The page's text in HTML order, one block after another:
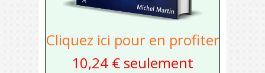
Cliquez ici pour en profiter
10,24 € seulement